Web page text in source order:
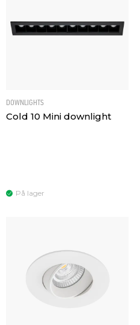
DOWNLIGHTS
Cold 10 Mini downlight
På lager